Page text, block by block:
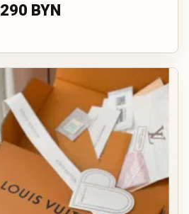
290 BYN